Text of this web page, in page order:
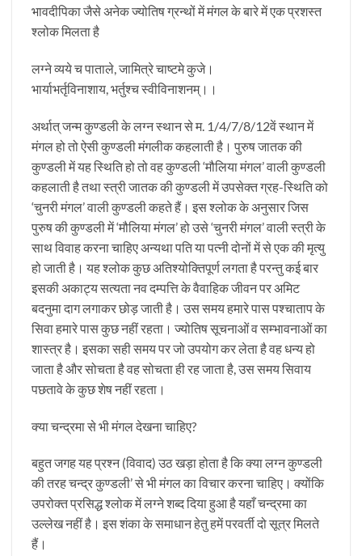
भावदीपिका जैसे अनेक ज्योतिष ग्रन्थों में मंगल के बारे में एक प्रशस्त
श्लोक मिलता है
लग्ने व्यये च पाताले, जामित्रे चाष्टमे कुजे।
भार्याभर्तृविनाशाय, भर्तुश्च स्वीविनाशनम्।।
अर्थात् जन्म कुण्डली के लग्न स्थान से म. 1/4/7/8/12वें स्थान में
मंगल हो तो ऐसी कुण्डली मंगलीक कहलाती है। पुरुष जातक की
कुण्डली में यह स्थिति हो तो वह कुण्डली ‘मौलिया मंगल’ वाली कुण्डली
कहलाती है तथा स्त्री जातक की कुण्डली में उपसेक्त ग्रह-स्थिति को
‘चुनरी मंगल’ वाली कुण्डली कहते हैं। इस श्लोक के अनुसार जिस
पुरुष की कुण्डली में ‘मौलिया मंगल’ हो उसे ‘चुनरी मंगल’ वाली स्त्री के
साथ विवाह करना चाहिए अन्यथा पति या पत्नी दोनों में से एक की मृत्यु
हो जाती है। यह श्लोक कुछ अतिश्योक्तिपूर्ण लगता है परन्तु कई बार
इसकी अकाट्य सत्यता नव दम्पत्ति के वैवाहिक जीवन पर अमिट
बदनुमा दाग लगाकर छोड़ जाती है। उस समय हमारे पास पश्चाताप के
सिवा हमारे पास कुछ नहीं रहता। ज्योतिष सूचनाओं व सम्भावनाओं का
शास्त्र है। इसका सही समय पर जो उपयोग कर लेता है वह धन्य हो
जाता है और सोचता है वह सोचता ही रह जाता है, उस समय सिवाय
पछतावे के कुछ शेष नहीं रहता।
क्या चन्द्रमा से भी मंगल देखना चाहिए?
बहुत जगह यह प्रश्न (विवाद) उठ खड़ा होता है कि क्या लग्न कुण्डली
की तरह चन्द्र कुण्डली’ से भी मंगल का विचार करना चाहिए। क्योंकि
उपरोक्त प्रसिद्ध श्लोक में लग्ने शब्द दिया हुआ है यहाँ चन्द्रमा का
उल्लेख नहीं है। इस शंका के समाधान हेतु हमें परवर्ती दो सूत्र मिलते
हैं।